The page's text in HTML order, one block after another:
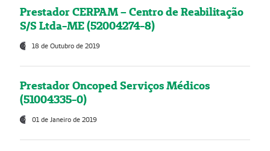
Prestador CERPAM – Centro de Reabilitação
S/S Ltda-ME (52004274-8)
18 de Outubro de 2019
Prestador Oncoped Serviços Médicos
(51004335-0)
01 de Janeiro de 2019